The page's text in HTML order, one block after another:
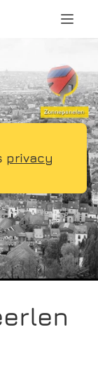
privacy